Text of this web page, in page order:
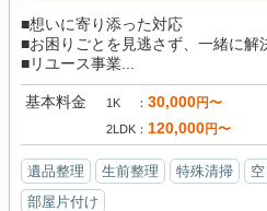
■想いに寄り添った対応
■お困りごとを見逃さず、一緒に解
■リユース事業...
基本料金 1K 30,000円〜
2LDK 120,000円〜
遺品整理 生前整理 特殊清掃
部屋片付け